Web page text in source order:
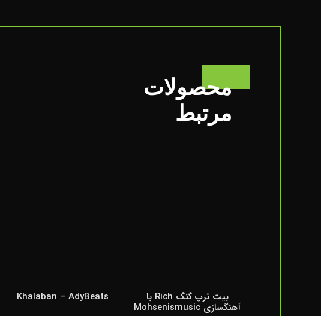
محصولات
مرتبط
بیت ترپ گنگ Rich با
آهنگسازی Mohsenismusic
Khalaban – AdyBeats